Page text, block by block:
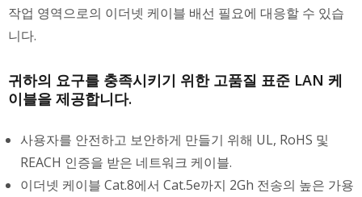
작업 영역으로의 이더넷 케이블 배선 필요에 대응할 수 있습
니다.
귀하의 요구를 충족시키기 위한 고품질 표준 LAN 케
이블을 제공합니다.
사용자를 안전하고 보안하게 만들기 위해 UL, RoHS 및
REACH 인증을 받은 네트워크 케이블.
이더넷 케이블 Cat.8에서 Cat.5e까지 2Gh 전송의 높은 가용